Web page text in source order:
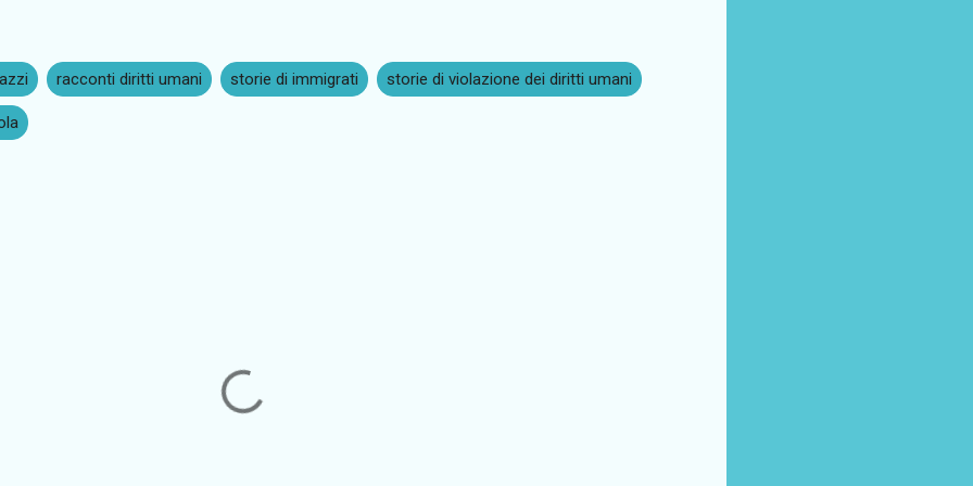
racconti diritti umani storie di immigrati storie di violazione dei diritti umani